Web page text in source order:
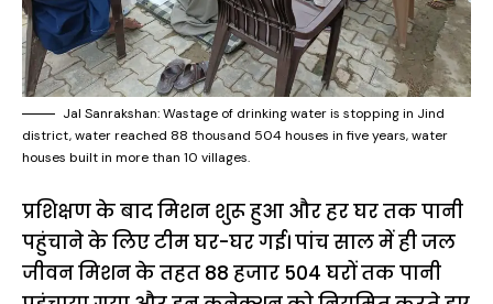
Jal Sanrakshan: Wastage of drinking water is stopping in Jind
district, water reached 88 thousand 504 houses in five years, water
houses built in more than 10 villages.
प्रशिक्षण के बाद मिशन शुरू हुआ और हर घर तक पानी
पहुंचाने के लिए टीम घर-घर गई। पांच साल में ही जल
जीवन मिशन के तहत 88 हजार 504 घरों तक पानी